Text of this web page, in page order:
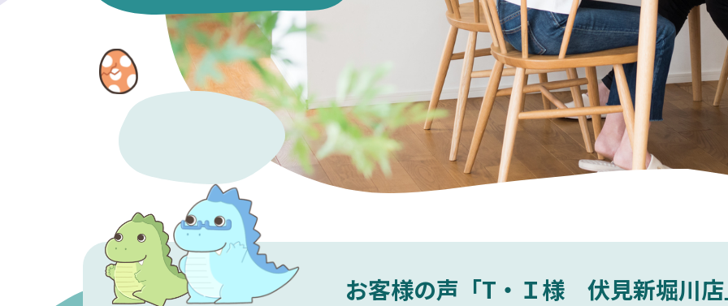
お客様の声「T・Ｉ様 伏見新堀川